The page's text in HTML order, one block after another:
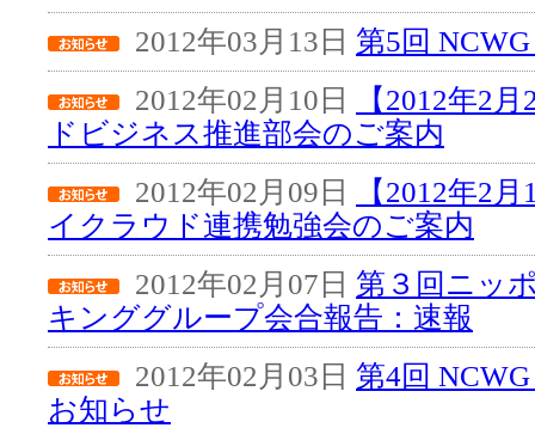
2012年03月13日 第5回
2012年02月10日
【2012年2
ドビジネス推進部会のご案内
2012年02月09日
【2012年2
イクラウド連携勉強会のご案内
2012年02月07日 第３回ニッ
キンググループ会合報告：速報
2012年02月03日 第4回
お知らせ